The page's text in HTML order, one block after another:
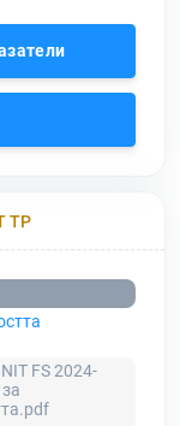
ТР
FS 2024-